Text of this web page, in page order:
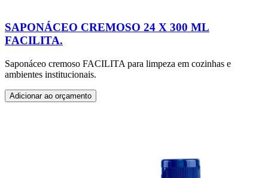
SAPONÁCEO CREMOSO 24 X 300 ML
FACILITA.
Saponáceo cremoso FACILITA para limpeza em cozinhas e
ambientes institucionais.
Adicionar ao orçamento